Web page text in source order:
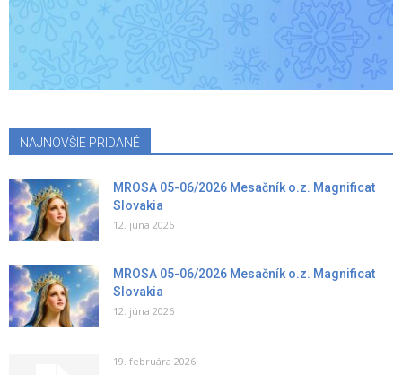
NAJNOVŠIE PRIDANÉ
MROSA 05-06/2026 Mesačník o.z. Magnificat
Slovakia
12. júna 2026
MROSA 05-06/2026 Mesačník o.z. Magnificat
Slovakia
12. júna 2026
19. februára 2026